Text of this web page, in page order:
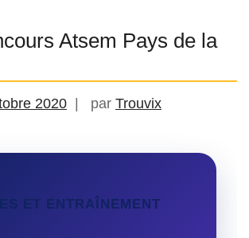
Atsem Pays de la
2020 par Trouvix
ET ENTRAÎNEMENT